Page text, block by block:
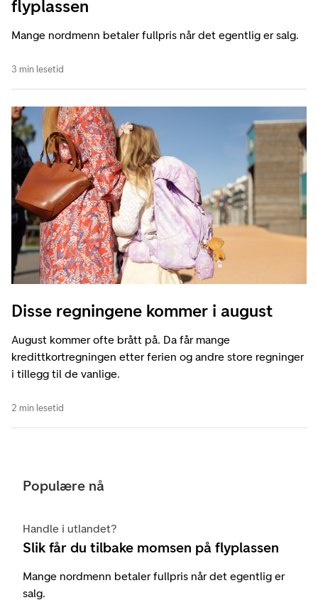
flyplassen
Mange nordmenn betaler fullpris når det egentlig er salg.
3 min lesetid
Disse regningene kommer i august
August kommer ofte brått på. Da får mange
kredittkortregningen etter ferien og andre store regninger
i tillegg til de vanlige.
2 min lesetid
Populære nå
Handle i utlandet?
Slik får du tilbake momsen på flyplassen
Mange nordmenn betaler fullpris når det egentlig er
salg.